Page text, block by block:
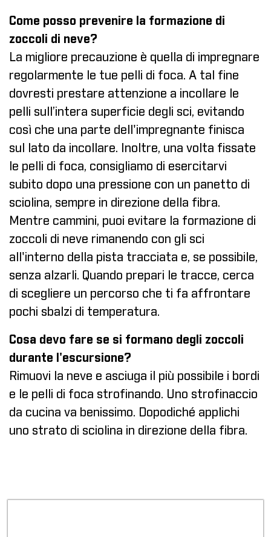
Come posso prevenire la formazione di
zoccoli di neve?
La migliore precauzione è quella di impregnare
regolarmente le tue pelli di foca. A tal fine
dovresti prestare attenzione a incollare le
pelli sull’intera superficie degli sci, evitando
così che una parte dell'impregnante finisca
sul lato da incollare. Inoltre, una volta fissate
le pelli di foca, consigliamo di esercitarvi
subito dopo una pressione con un panetto di
sciolina, sempre in direzione della fibra.
Mentre cammini, puoi evitare la formazione di
zoccoli di neve rimanendo con gli sci
all'interno della pista tracciata e, se possibile,
senza alzarli. Quando prepari le tracce, cerca
di scegliere un percorso che ti fa affrontare
pochi sbalzi di temperatura.
Cosa devo fare se si formano degli zoccoli
durante l'escursione?
Rimuovi la neve e asciuga il più possibile i bordi
e le pelli di foca strofinando. Uno strofinaccio
da cucina va benissimo. Dopodiché applichi
uno strato di sciolina in direzione della fibra.